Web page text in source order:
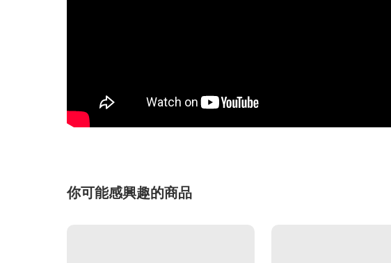
你可能感興趣的商品